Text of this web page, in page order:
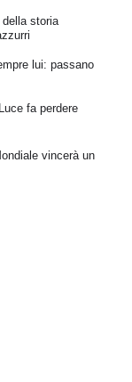
storia
lui: passano
fa perdere
vincerà un